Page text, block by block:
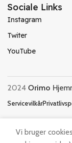
Sociale Links
Instagram
Twiter
YouTube
2024 Orimo
Servicevilkår
Vi bruger
Hjemmesider Til